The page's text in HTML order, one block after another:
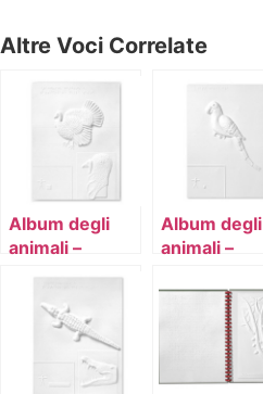
Altre Voci Correlate
Album degli
animali –
Album degli
animali –